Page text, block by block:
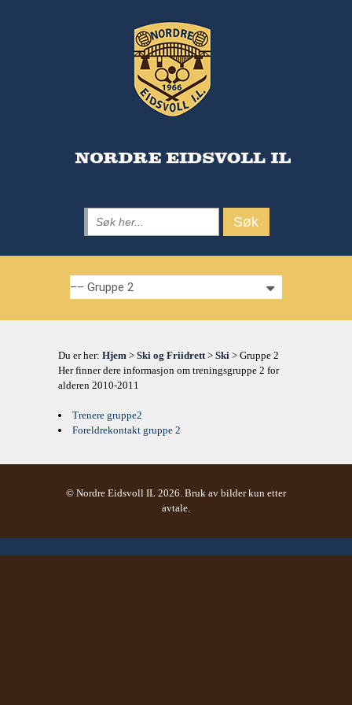
Du er her: Hjem > Ski og Friidrett > Ski > Gruppe 2
Her finner dere informasjon om treningsgruppe 2 for
alderen 2010-2011
Trenere gruppe2
Foreldrekontakt gruppe 2
© Nordre Eidsvoll IL 2026. Bruk av bilder kun etter
avtale.